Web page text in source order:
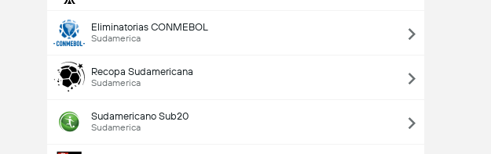
Eliminatorias CONMEBOL
Sudamerica
Recopa Sudamericana
Sudamerica
Sudamericano Sub20
Sudamerica